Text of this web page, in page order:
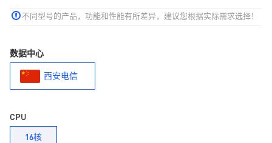
不同型号的产品，功能和性能有所差异，建议您根据实际需求选择！
数据中心
西安电信
CPU
16核